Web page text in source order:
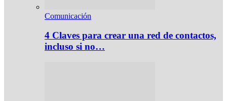
Comunicación
4 Claves para crear una red de contactos,
incluso si no…